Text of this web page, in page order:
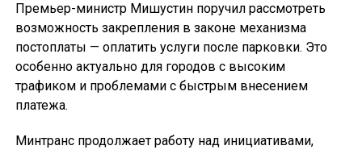
Премьер-министр Мишустин поручил рассмотреть
возможность закрепления в законе механизма
постоплаты — оплатить услуги после парковки. Это
особенно актуально для городов с высоким
трафиком и проблемами с быстрым внесением
платежа.
Минтранс продолжает работу над инициативами,